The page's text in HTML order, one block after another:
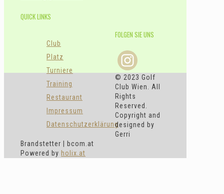
QUICK LINKS
Club
Platz
Turniere
Training
Restaurant
Impressum
Datenschutzerklärung
FOLGEN SIE UNS
© 2023 Golf
Club Wien. All
Rights
Reserved.
Copyright and
designed by
Gerri
Brandstetter | bcom.at
Powered by holix.at